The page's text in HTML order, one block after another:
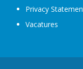
Privacy
Vacatures